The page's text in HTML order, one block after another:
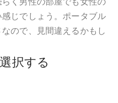
じでしょう。ポータブル
ので、見間違えるかもし
択する